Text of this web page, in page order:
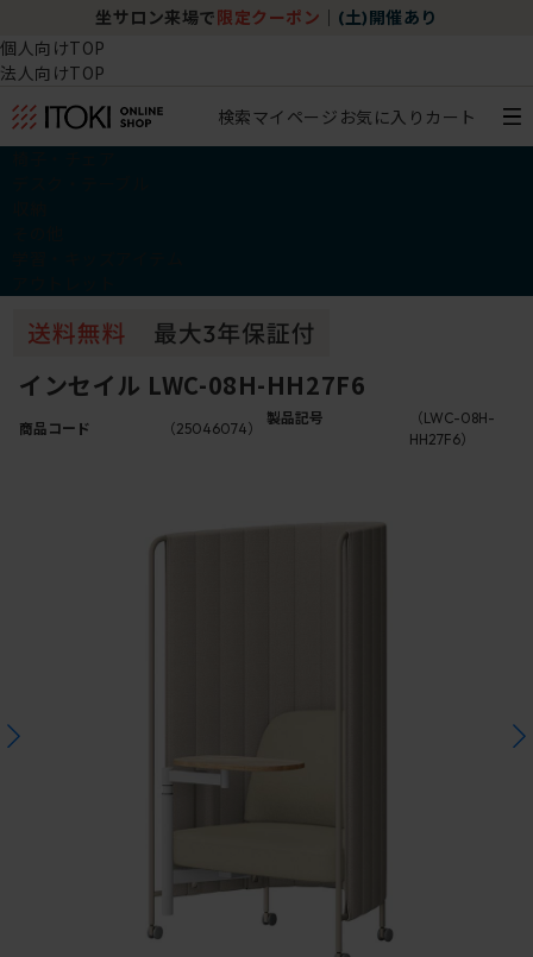
坐サロン来場で 限定クーポン (土)開催あり
個人向けTOP
法人向けTOP
検索マイページ お気に入り カート
インセイル LWC-08H-HH27F6
商品コード （25046074）
製品記号
（LWC-08H-
HH27F6）